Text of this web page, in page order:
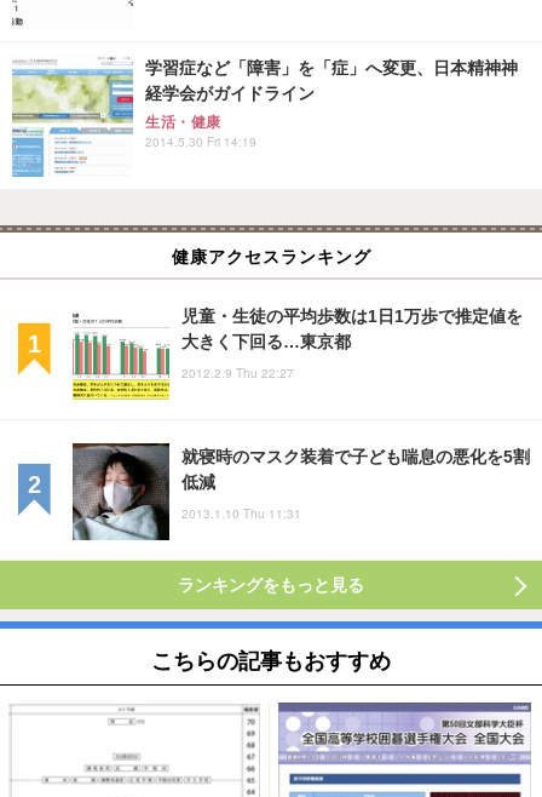
学習症など「障害」を「症」へ変更、日本精神神
経学会がガイドライン
生活・健康
2014.5.30 Fri 14:19
健康アクセスランキング
児童・生徒の平均歩数は1日1万歩で推定値を
大きく下回る…東京都
2012.2.9 Thu 22:27
就寝時のマスク装着で子ども喘息の悪化を5割
低減
2013.1.10 Thu 11:31
ランキングをもっと見る
こちらの記事もおすすめ